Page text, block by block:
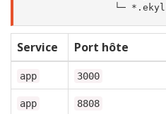
Service Port hôte
app 3000
app 8808